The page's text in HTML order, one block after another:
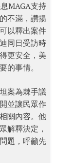
MAGA支持
不滿，讚揚
以釋出案件
同日受訪時
更安全，美
的事情。
案為棘手議
並讓民眾作
關內容。他
解釋決定，
題，呼籲先